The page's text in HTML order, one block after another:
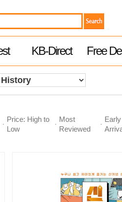
KB-Direct Free
Price: High to
Low
Most
Reviewed
Early